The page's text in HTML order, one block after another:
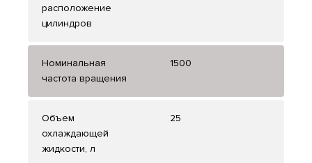
расположение
цилиндров
Номинальная
частота вращения
1500
Объем
охлаждающей
жидкости, л
25